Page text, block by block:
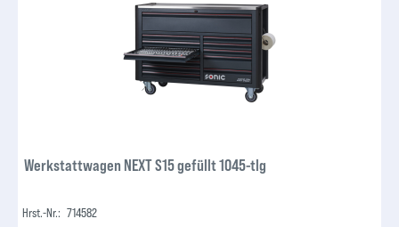
Werkstattwagen NEXT S15 gefüllt 1045-tlg
Hrst.-Nr.: 714582